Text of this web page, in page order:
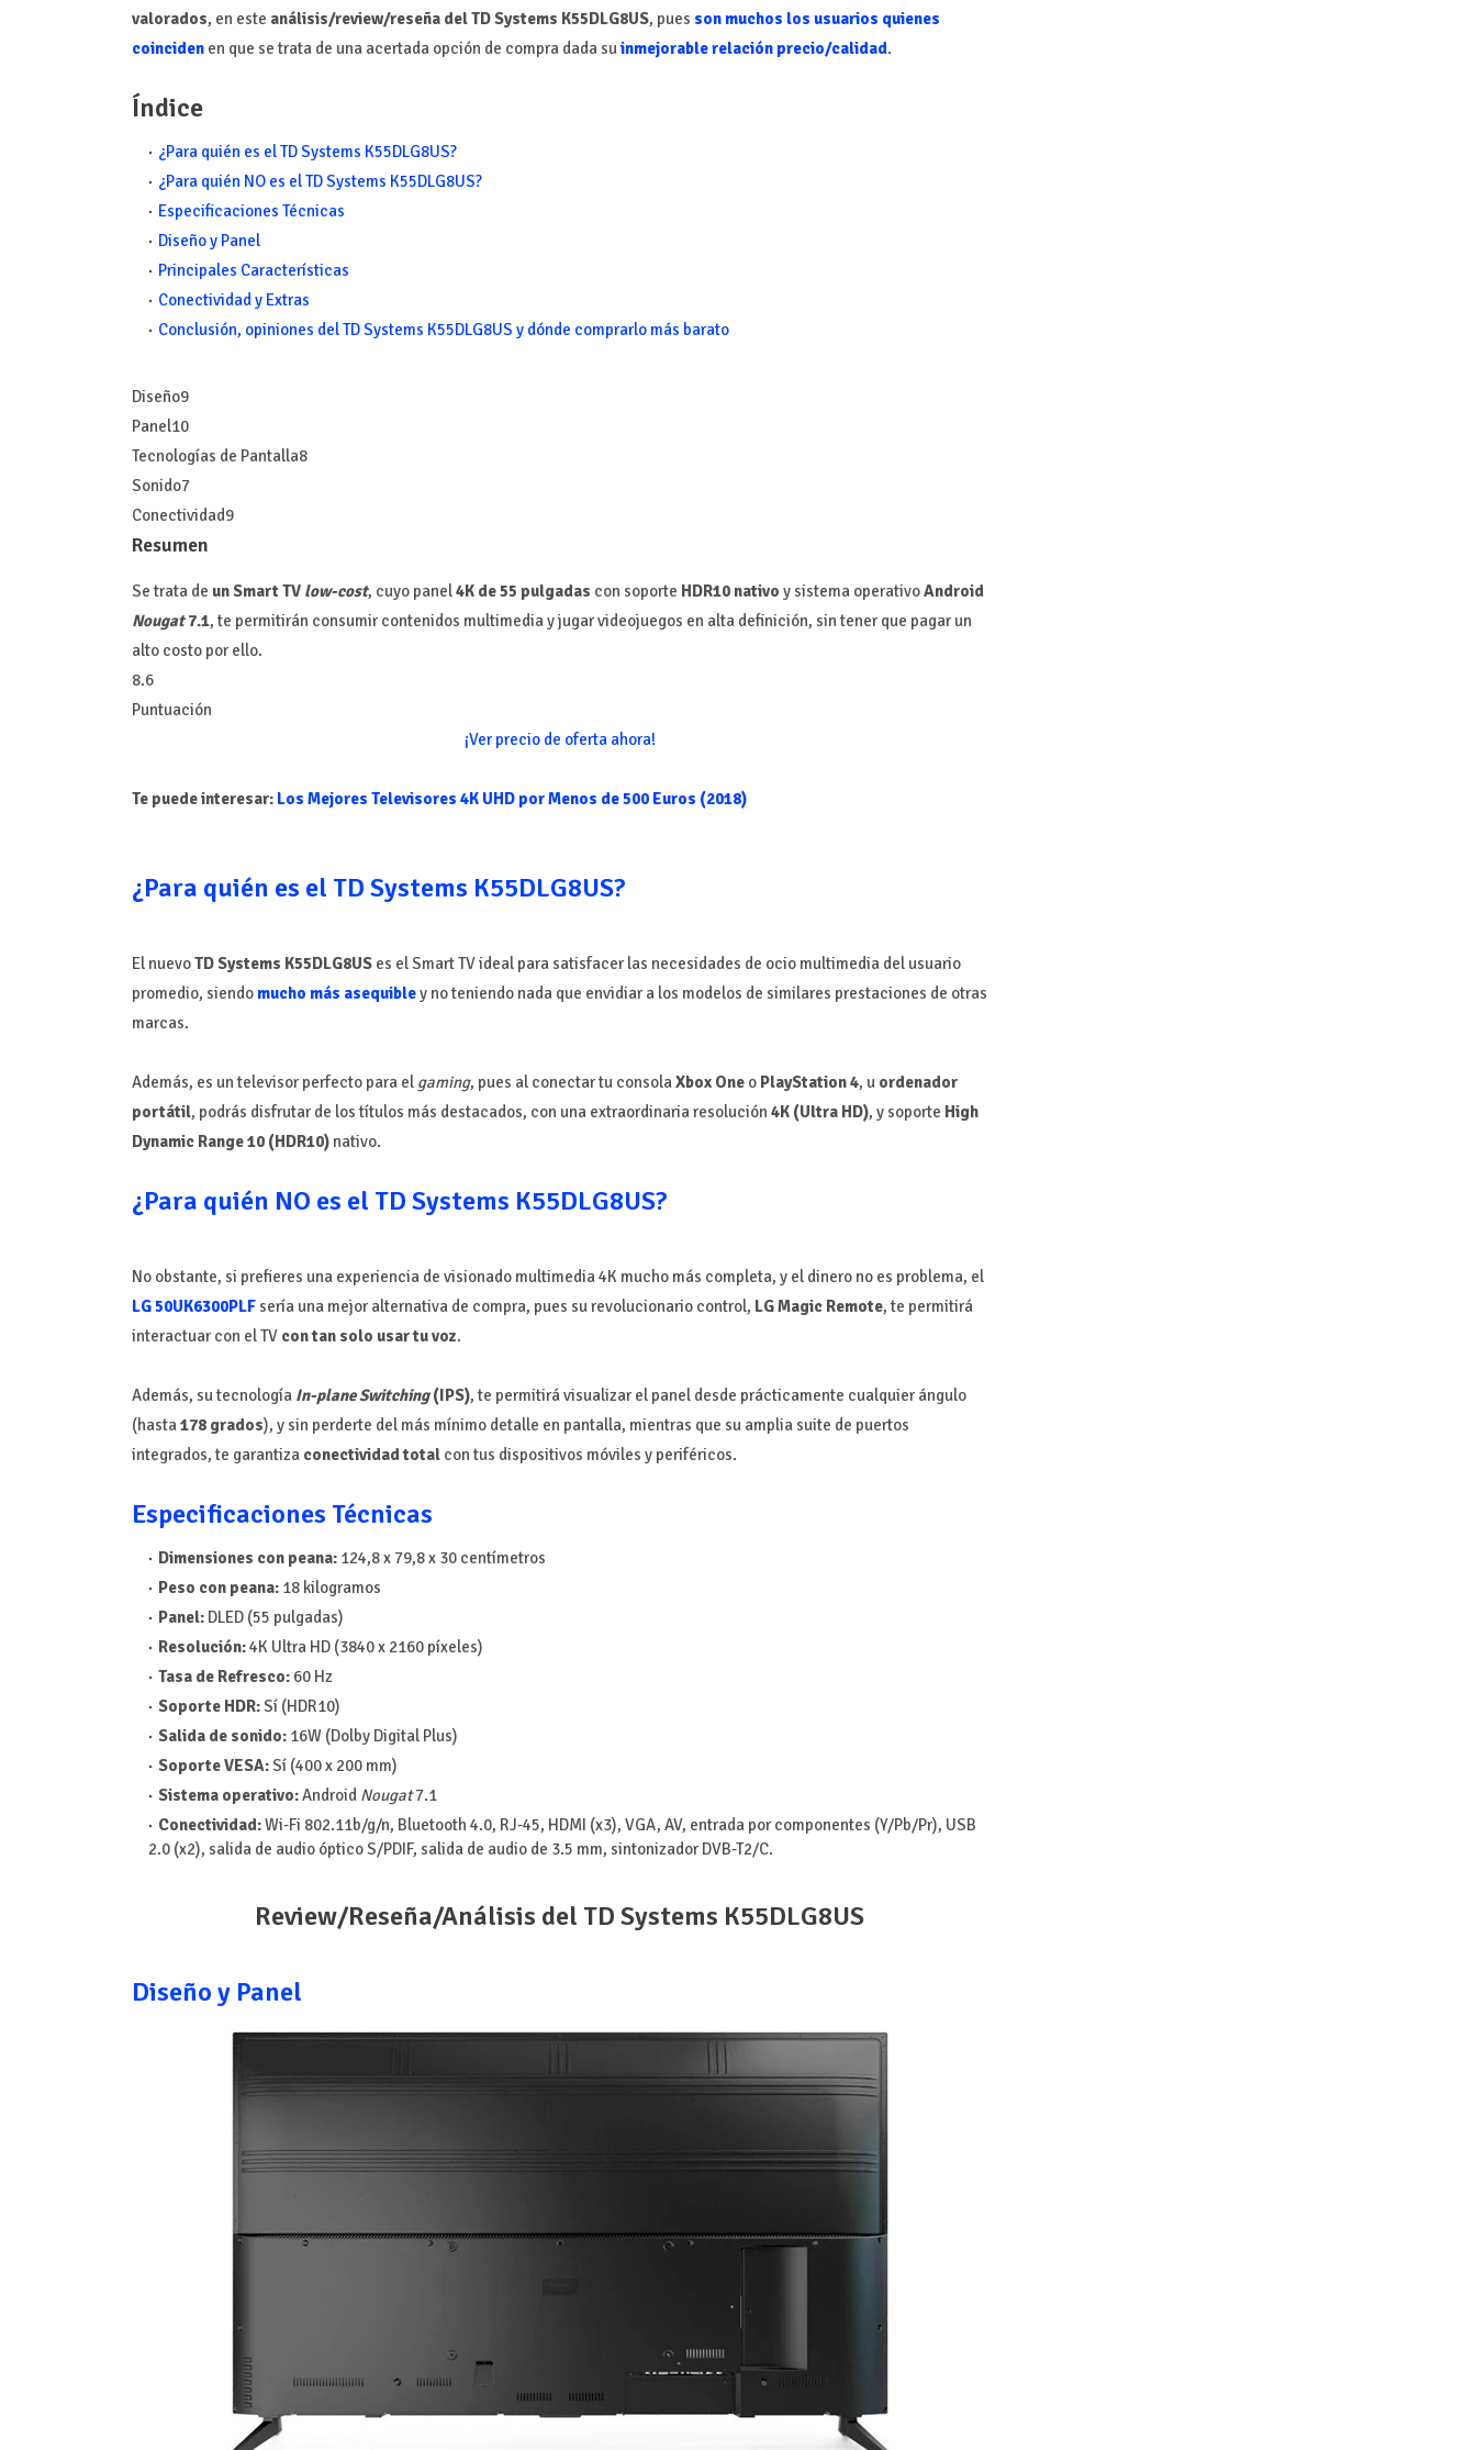
valorados, en este análisis/review/reseña del TD Systems K55DLG8US, pues son muchos los usuarios quienes
coincidenen que se trata de una acertada opción de compra dada suinmejorable relación precio/calidad.
Índice
¿Para quién es el TD Systems K55DLG8US?
¿Para quién NO es el TD Systems K55DLG8US?
Especificaciones Técnicas
Diseño y Panel
Principales Características
Conectividad y Extras
Conclusión, opiniones del TD Systems K55DLG8US y dónde comprarlo más barato
Diseño9
Panel10
Tecnologías de Pantalla8
Sonido7
Conectividad9
Resumen
Se trata de un Smart TV low-cost, cuyo panel4K de 55 pulgadas con soporte HDR10 nativo y sistema operativoAndroid
Nougat7.1, te permitirán consumir contenidos multimedia y jugar videojuegos en alta definición, sin tener que pagar un
alto costo por ello.
8.6
Puntuación
¡Ver precio de oferta ahora!
Te puede interesar: Los Mejores Televisores 4K UHD por Menos de 500 Euros (2018)
¿Para quién es el TD Systems K55DLG8US?
El nuevoTD Systems K55DLG8USes el Smart TV ideal para satisfacer las necesidades de ocio multimedia del usuario
promedio, siendo mucho más asequibley no teniendo nada que envidiar a los modelos de similares prestaciones de otras
marcas.
Además, es un televisor perfecto para el gaming, pues al conectar tu consolaXbox Oneo PlayStation 4, u ordenador
portátil, podrás disfrutar de los títulos más destacados, con una extraordinaria resolución 4K (Ultra HD), y soporte High
Dynamic Range 10 (HDR10)nativo.
¿Para quién NO es el TD Systems K55DLG8US?
No obstante, si prefieres una experiencia de visionado multimedia 4K mucho más completa, y el dinero no es problema, el
LG 50UK6300PLFsería una mejor alternativa de compra, pues su revolucionario control, LG Magic Remote, te permitirá
interactuar con el TV con tan solo usar tu voz.
Además, su tecnología In-plane Switching(IPS), te permitirá visualizar el panel desde prácticamente cualquier ángulo
(hasta178 grados), y sin perderte del más mínimo detalle en pantalla, mientras que su amplia suite de puertos
integrados, te garantiza conectividad totalcon tus dispositivos móviles y periféricos.
Especificaciones Técnicas
Dimensiones con peana:124,8 x 79,8 x 30 centímetros
Peso con peana:18 kilogramos
Panel:DLED (55 pulgadas)
Resolución:4K Ultra HD (3840 x 2160 píxeles)
Tasa de Refresco:60 Hz
Soporte HDR:Sí (HDR10)
Salida de sonido:16W (Dolby Digital Plus)
Soporte VESA:Sí (400 x 200 mm)
Sistema operativo:Android Nougat7.1
Conectividad:Wi-Fi 802.11b/g/n, Bluetooth 4.0, RJ-45, HDMI (x3), VGA, AV, entrada por componentes (Y/Pb/Pr), USB
2.0 (x2), salida de audio óptico S/PDIF, salida de audio de 3.5 mm, sintonizador DVB-T2/C.
Review/Reseña/Análisis del TD Systems K55DLG8US
Diseño y Panel